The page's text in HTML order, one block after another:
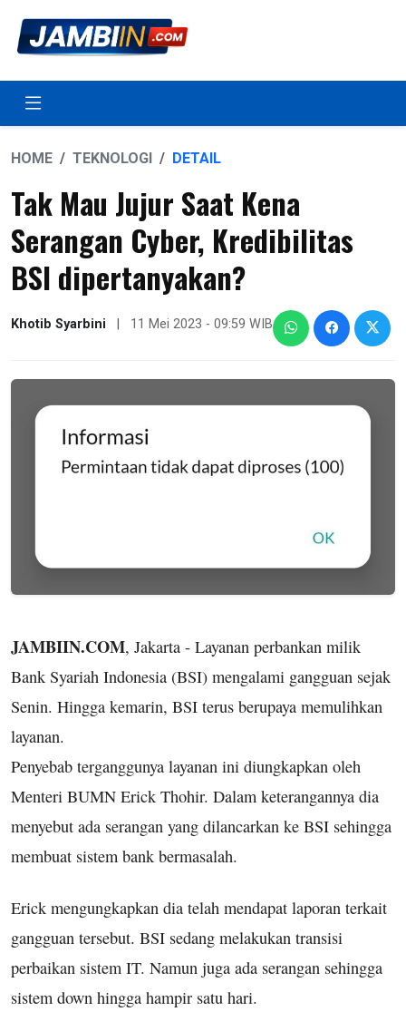
HOME TEKNOLOGI DETAIL
Tak Mau Jujur Saat Kena
Serangan Cyber, Kredibilitas
BSI dipertanyakan?
Khotib Syarbini 11 Mei 2023 - 09:59 WIB
JAMBIIN.COM, Jakarta - Layanan perbankan milik
Bank Syariah Indonesia (BSI) mengalami gangguan sejak
Senin. Hingga kemarin, BSI terus berupaya memulihkan
layanan.
Penyebab terganggunya layanan ini diungkapkan oleh
Menteri BUMN Erick Thohir. Dalam keterangannya dia
menyebut ada serangan yang dilancarkan ke BSI sehingga
membuat sistem bank bermasalah.
Erick mengungkapkan dia telah mendapat laporan terkait
gangguan tersebut. BSI sedang melakukan transisi
perbaikan sistem IT. Namun juga ada serangan sehingga
sistem down hingga hampir satu hari.